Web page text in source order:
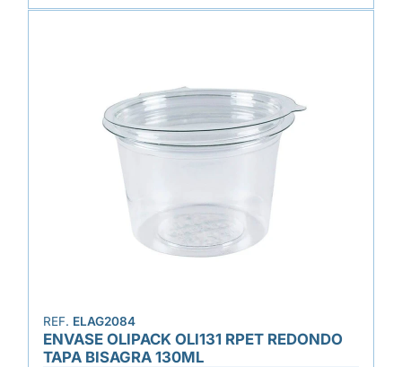
REF. ELAG2084
ENVASE OLIPACK OLI131 RPET REDONDO
TAPA BISAGRA 130ML